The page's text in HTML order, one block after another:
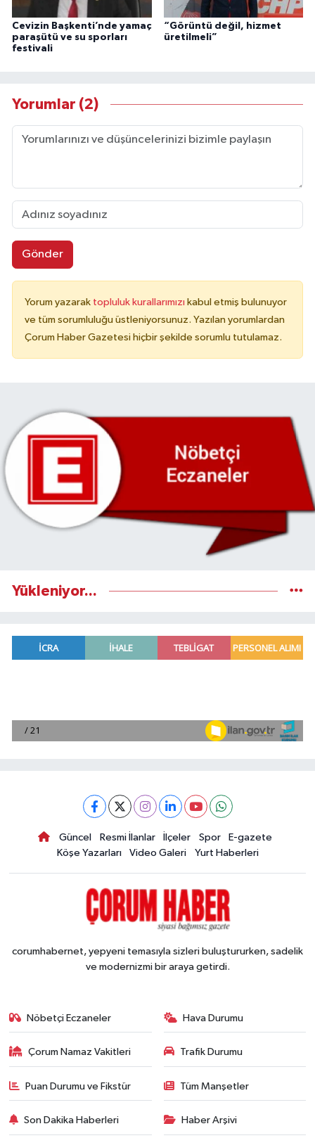
Cevizin Başkenti’nde yamaç
paraşütü ve su sporları
festivali
“Görüntü değil, hizmet
üretilmeli”
Yorumlar (2)
Gönder
Yorum yazarak topluluk kurallarımızı kabul etmiş bulunuyor
ve tüm sorumluluğu üstleniyorsunuz. Yazılan yorumlardan
Çorum Haber Gazetesi hiçbir şekilde sorumlu tutulamaz.
Yükleniyor...
Güncel Resmi İlanlar İlçeler Spor
E-gazete
Köşe Yazarları
Video Galeri Yurt Haberleri
corumhabernet, yepyeni temasıyla sizleri buluştururken, sadelik
ve modernizmi bir araya getirdi.
Nöbetçi Eczaneler Hava Durumu
Çorum Namaz Vakitleri Trafik Durumu
Puan Durumu ve Fikstür Tüm Manşetler
Son Dakika Haberleri Haber Arşivi